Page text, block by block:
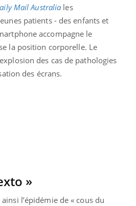
Mail Australia les
patients - des enfants et
accompagne le
la position corporelle. Le
des cas de pathologies
des écrans.
»
l’épidémie de « cous du